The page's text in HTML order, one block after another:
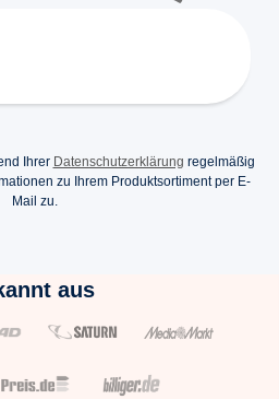
Ihrer Datenschutzerklärung regelmäßig
zu Ihrem Produktsortiment per E-
Mail zu.
aus